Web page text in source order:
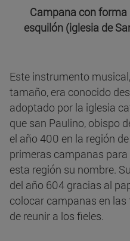
Campana con
esquilón (iglesia de
Este instrumento
tamaño, era conocido
adoptado por la iglesia
que san Paulino, obispo
el año 400 en la región
primeras campanas
esta región su nombre.
del año 604 gracias al
colocar campanas en
de reunir a los fieles.